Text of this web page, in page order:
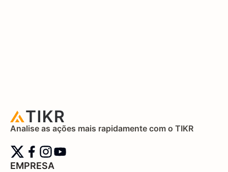
Analise as ações mais rapidamente com o TIKR
EMPRESA